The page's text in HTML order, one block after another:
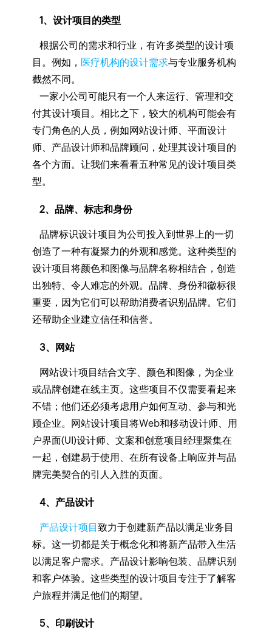
1、设计项目的类型
根据公司的需求和行业，有许多类型的设计项
目。例如， 医疗机构的设计需求与专业服务机构
截然不同。
一家小公司可能只有一个人来运行、管理和交
付其设计项目。相比之下，较大的机构可能会有
专门角色的人员，例如网站设计师、平面设计
师、产品设计师和品牌顾问，处理其设计项目的
各个方面。让我们来看看五种常见的设计项目类
型。
2、品牌、标志和身份
品牌标识设计项目为公司投入到世界上的一切
创造了一种有凝聚力的外观和感觉。这种类型的
设计项目将颜色和图像与品牌名称相结合，创造
出独特、令人难忘的外观。品牌、身份和徽标很
重要，因为它们可以帮助消费者识别品牌。它们
还帮助企业建立信任和信誉。
3、网站
网站设计项目结合文字、颜色和图像，为企业
或品牌创建在线主页。这些项目不仅需要看起来
不错；他们还必须考虑用户如何互动、参与和光
顾企业。网站设计项目将Web和移动设计师、用
户界面(UI)设计师、文案和创意项目经理聚集在
一起，创建易于使用、在所有设备上响应并与品
牌完美契合的引人入胜的页面。
4、产品设计
产品设计项目致力于创建新产品以满足业务目
标。这一切都是关于概念化和将新产品带入生活
以满足客户需求。产品设计影响包装、品牌识别
和客户体验。这些类型的设计项目专注于了解客
户旅程并满足他们的期望。
5、印刷设计